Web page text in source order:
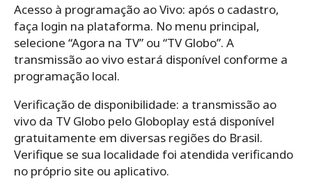
Acesso à programação ao Vivo: após o cadastro,
faça login na plataforma. No menu principal,
selecione “Agora na TV” ou “TV Globo”. A
transmissão ao vivo estará disponível conforme a
programação local.
Verificação de disponibilidade: a transmissão ao
vivo da TV Globo pelo Globoplay está disponível
gratuitamente em diversas regiões do Brasil.
Verifique se sua localidade foi atendida verificando
no próprio site ou aplicativo.